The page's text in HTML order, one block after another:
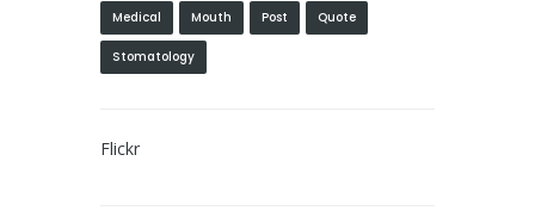
Medical Mouth Post Quote
Stomatology
Flickr